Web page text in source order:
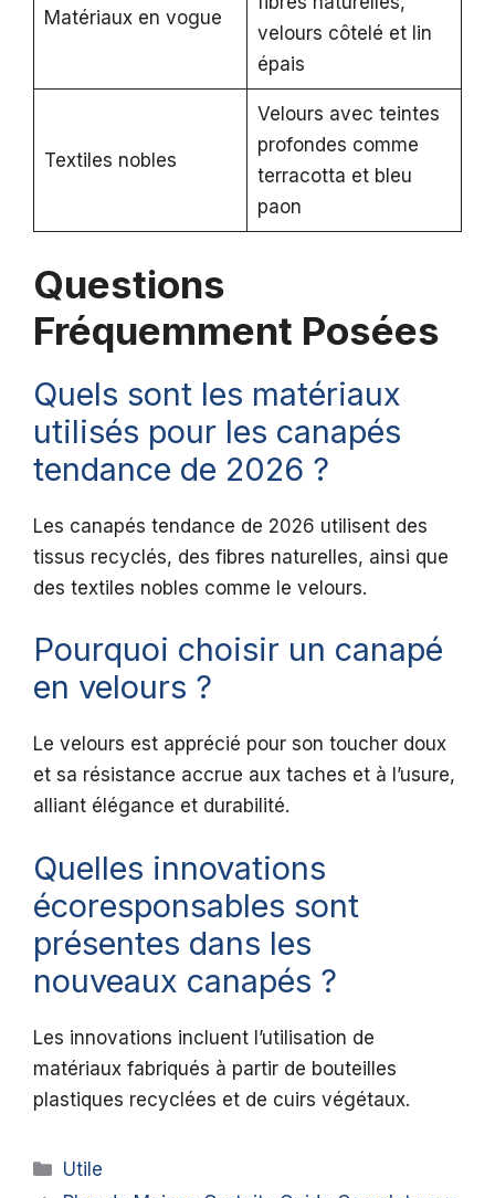
Matériaux en vogue
velours côtelé et lin
épais
Textiles nobles
Velours avec teintes
profondes comme
terracotta et bleu
paon
Questions
Fréquemment Posées
Quels sont les matériaux
utilisés pour les canapés
tendance de 2026 ?
Les canapés tendance de 2026 utilisent des
tissus recyclés, des fibres naturelles, ainsi que
des textiles nobles comme le velours.
Pourquoi choisir un canapé
en velours ?
Le velours est apprécié pour son toucher doux
et sa résistance accrue aux taches et à l’usure,
alliant élégance et durabilité.
Quelles innovations
écoresponsables sont
présentes dans les
nouveaux canapés ?
Les innovations incluent l’utilisation de
matériaux fabriqués à partir de bouteilles
plastiques recyclées et de cuirs végétaux.
Catégories
Utile